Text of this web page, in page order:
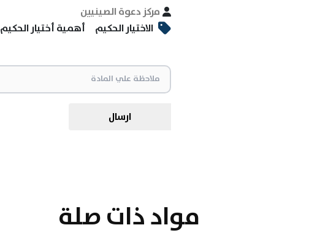
مركز دعوة الصينيين
الاختيار الحكيم
أهمية أختيار الحكيم
ارسال
مواد ذات صلة